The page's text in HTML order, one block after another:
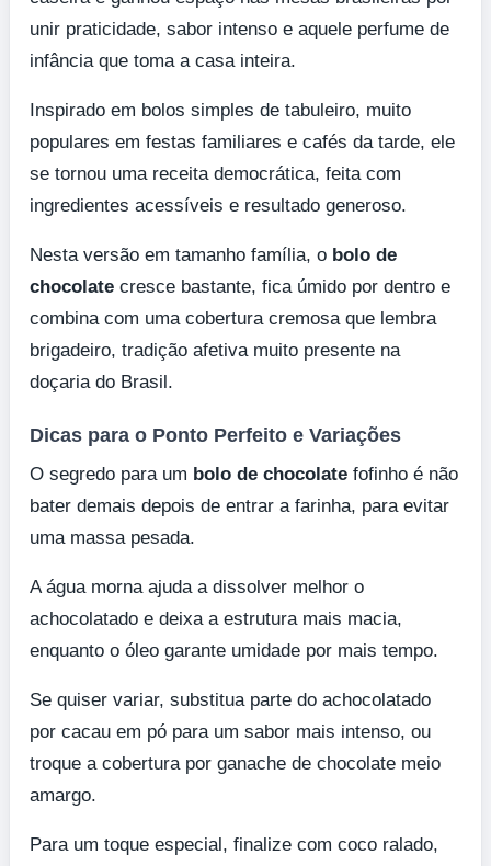
unir praticidade, sabor intenso e aquele perfume de
infância que toma a casa inteira.
Inspirado em bolos simples de tabuleiro, muito
populares em festas familiares e cafés da tarde, ele
se tornou uma receita democrática, feita com
ingredientes acessíveis e resultado generoso.
Nesta versão em tamanho família, o bolo de
chocolate cresce bastante, fica úmido por dentro e
combina com uma cobertura cremosa que lembra
brigadeiro, tradição afetiva muito presente na
doçaria do Brasil.
Dicas para o Ponto Perfeito e Variações
O segredo para um bolo de chocolate fofinho é não
bater demais depois de entrar a farinha, para evitar
uma massa pesada.
A água morna ajuda a dissolver melhor o
achocolatado e deixa a estrutura mais macia,
enquanto o óleo garante umidade por mais tempo.
Se quiser variar, substitua parte do achocolatado
por cacau em pó para um sabor mais intenso, ou
troque a cobertura por ganache de chocolate meio
amargo.
Para um toque especial, finalize com coco ralado,